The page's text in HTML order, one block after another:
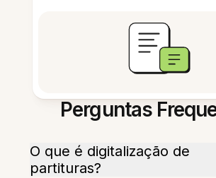
Perguntas
O que é digitalização de
partituras?